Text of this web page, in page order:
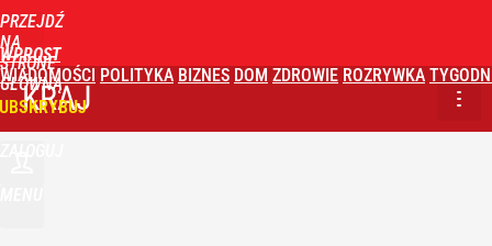
PRZEJDŹ
NA
STRONĘ
GŁÓWNĄ
WPROST
WIADOMOŚCI POLITYKA BIZNES DOM ZDROWIE ROZRYWKA
KRAJ